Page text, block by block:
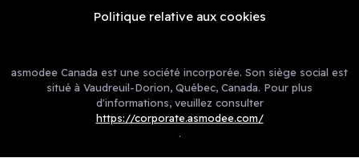
Politique relative aux cookies
asmodee Canada est une société incorporée. Son siège social est
situé à Vaudreuil-Dorion, Québec, Canada. Pour plus
d'informations, veuillez consulter
https://corporate.asmodee.com/
.